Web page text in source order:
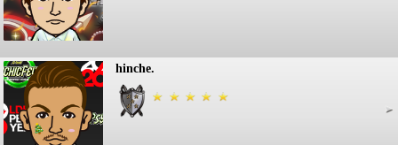
hinche.